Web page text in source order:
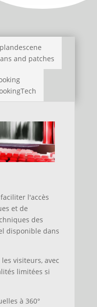
and patches
l'accès
etde
des
disponible dans
visiteurs, avec
limitées si
à 360°